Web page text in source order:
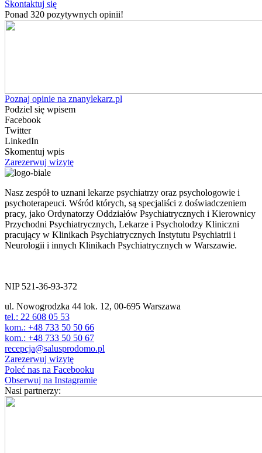
Skontaktuj się
Ponad 320 pozytywnych opinii!
Poznaj opinie na znanylekarz.pl
Podziel się wpisem
Facebook
Twitter
LinkedIn
Skomentuj wpis
Zarezerwuj wizytę
Nasz zespół to uznani lekarze psychiatrzy oraz psychologowie i
psychoterapeuci. Wśród których, są specjaliści z doświadczeniem
pracy, jako Ordynatorzy Oddziałów Psychiatrycznych i Kierownicy
Przychodni Psychiatrycznych, Lekarze i Psycholodzy Kliniczni
pracujący w Klinikach Psychiatrycznych Instytutu Psychiatrii i
Neurologii i innych Klinikach Psychiatrycznych w Warszawie.
NIP 521-36-93-372
ul. Nowogrodzka 44 lok. 12, 00-695 Warszawa
tel.: 22 608 05 53
kom.: +48 733 50 50 66
kom.: +48 733 50 50 67
recepcja@salusprodomo.pl
Zarezerwuj wizytę
Poleć nas na Facebooku
Obserwuj na Instagramie
Nasi partnerzy: